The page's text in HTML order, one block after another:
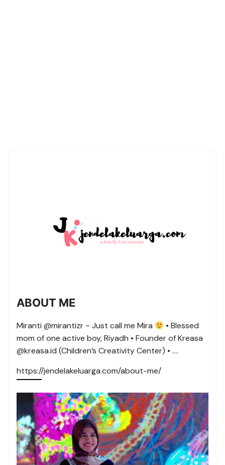
ABOUT ME
Miranti @mirantizr ~ Just call me Mira
• Blessed
mom of one active boy, Riyadh • Founder of Kreasa
@kreasa.id (Children’s Creativity Center) • ….
https://jendelakeluarga.com/about-me/